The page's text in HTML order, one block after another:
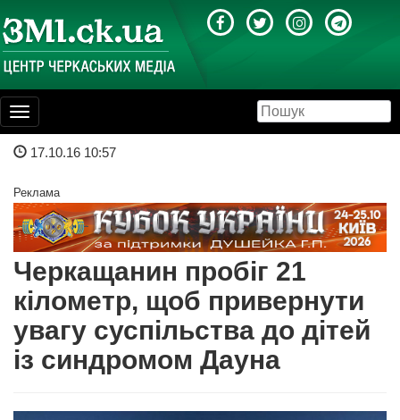
Toggle
navigation
17.10.16 10:57
Реклама
Черкащанин пробіг 21
кілометр, щоб привернути
увагу суспільства до дітей
із синдромом Дауна